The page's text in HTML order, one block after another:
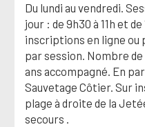
Du lundi au vendredi.
jour : de 9h30 à 11h et
inscriptions en ligne ou
par session. Nombre
ans accompagné. En
Sauvetage Côtier. Sur
plage à droite de la
secours .